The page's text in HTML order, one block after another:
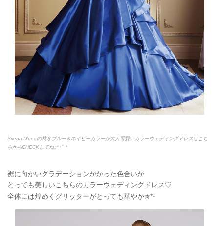
Scena D’unoの秋冬ブルー＆ネイビーカラーが大人可愛いカラーウェディングドレスはこち
らからCHECKしてね.:*･ﾟ＊
裾に向かいグラデーションがかった色合いが
とっても美しいこちらのカラーウェディングドレス♡
全体には煌めくグリッターがとっても華やか✯*･